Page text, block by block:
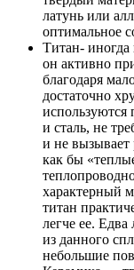
латунь или
оптимальное
Титан-
он активно
благодаря
достаточно
используются
и сталь, не
и не вызывает
как бы
характерный
титан
легче ее.
из данного
небольшие